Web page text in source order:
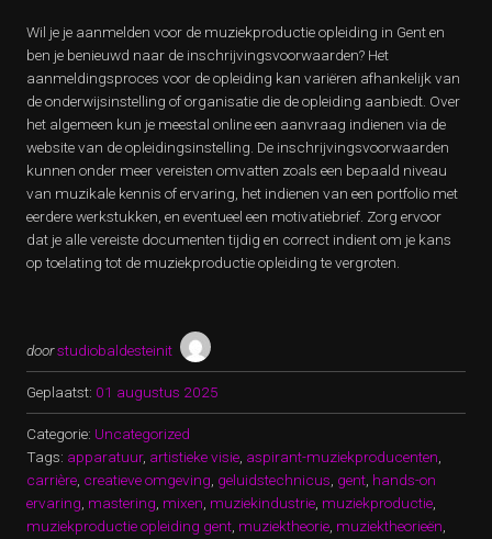
Wil je je aanmelden voor de muziekproductie opleiding in Gent en
ben je benieuwd naar de inschrijvingsvoorwaarden? Het
aanmeldingsproces voor de opleiding kan variëren afhankelijk van
de onderwijsinstelling of organisatie die de opleiding aanbiedt. Over
het algemeen kun je meestal online een aanvraag indienen via de
website van de opleidingsinstelling. De inschrijvingsvoorwaarden
kunnen onder meer vereisten omvatten zoals een bepaald niveau
van muzikale kennis of ervaring, het indienen van een portfolio met
eerdere werkstukken, en eventueel een motivatiebrief. Zorg ervoor
dat je alle vereiste documenten tijdig en correct indient om je kans
op toelating tot de muziekproductie opleiding te vergroten.
doorstudiobaldesteinit
Geplaatst: 01 augustus 2025
Categorie: Uncategorized
Tags: apparatuur, artistieke visie aspirant-muziekproducenten
carrière creatieve omgeving geluidstechnicus gent hands-on
ervaring mastering mixen muziekindustrie muziekproductie
muziekproductie opleiding gent muziektheorie muziektheorieën